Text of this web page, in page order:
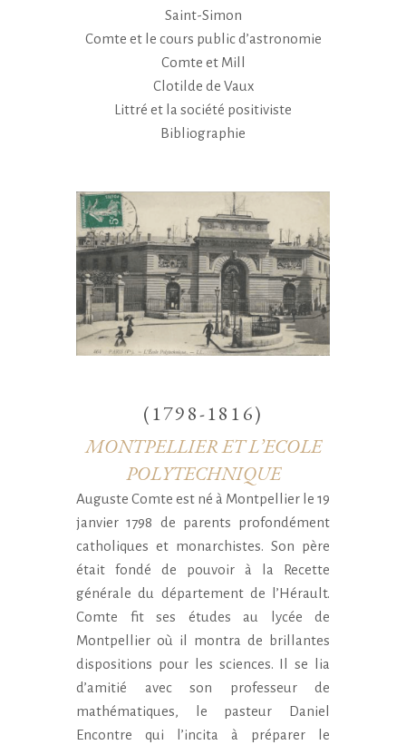
Saint-Simon
Comte et le cours public d’astronomie
Comte et Mill
Clotilde de Vaux
Littré et la société positiviste
Bibliographie
(1798-1816)
MONTPELLIER ET L’ECOLE
POLYTECHNIQUE
Auguste Comte est né à Montpellier le 19
janvier 1798 de parents profondément
catholiques et monarchistes. Son père
était fondé de pouvoir à la Recette
générale du département de l’Hérault.
Comte fit ses études au lycée de
Montpellier où il montra de brillantes
dispositions pour les sciences. Il se lia
d’amitié avec son professeur de
mathématiques, le pasteur Daniel
Encontre qui l’incita à préparer le